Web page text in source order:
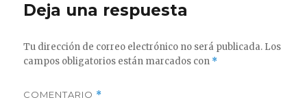
Deja una respuesta
Tu dirección de correo electrónico no será publicada. Los
campos obligatorios están marcados con *
COMENTARIO *